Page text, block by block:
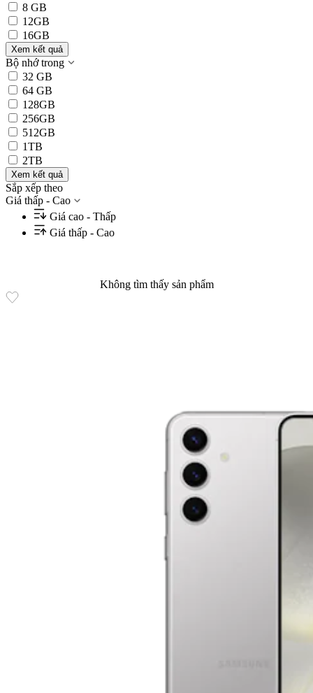
8 GB
12GB
16GB
Xem kết quả
Bộ nhớ trong
32 GB
64 GB
128GB
256GB
512GB
1TB
2TB
Xem kết quả
Sắp xếp theo
Giá thấp - Cao
Giá cao - Thấp
Giá thấp - Cao
Không tìm thấy sản phẩm